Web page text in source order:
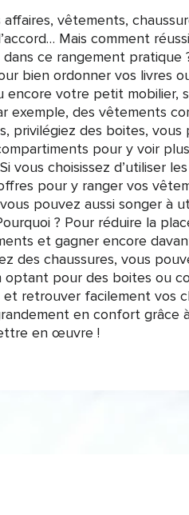
affaires, vêtements,
Mais comment
dans ce rangement pratique
bien ordonner vos livres
encore votre petit mobilier,
exemple, des vêtements
privilégiez des boites, vous
pour y voir
vous choisissez d’utiliser
pour y ranger vos
pouvez aussi songer à
? Pour réduire la
et gagner encore
des chaussures, vous
optant pour des boites ou
retrouver facilement vos
en confort grâce
en œuvre !